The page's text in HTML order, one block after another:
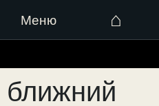
Меню ⌂
к
содержимому
ближний